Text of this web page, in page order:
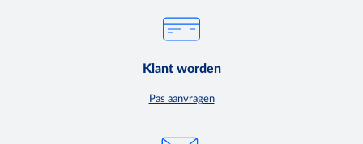
Klant worden
Pas aanvragen